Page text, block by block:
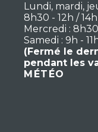
Lundi, mardi,
8h30 - 12h /
Mercredi :
Samedi : 9h -
(Fermé le
pendant les
MÉTÉO